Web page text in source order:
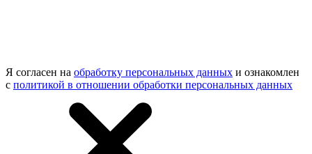
Я согласен на обработку персональных данных и ознакомлен
с политикой в отношении обработки персональных данных